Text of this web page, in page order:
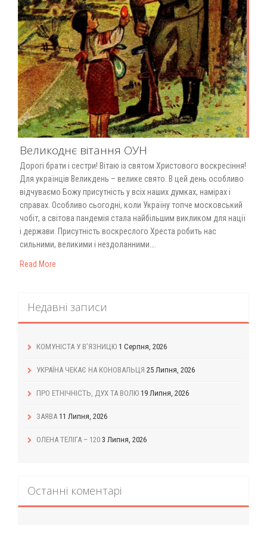
Великоднє вітання ОУН
Дорогі брати і сестри! Вітаю із святом Христового воскресіння!
Для українців Великдень – велике свято. В цей день особливо
відчуваємо Божу присутність у всіх наших думках, намірах і
справах. Особливо сьогодні, коли Україну топче московський
чобіт, а світова пандемія стала найбільшим викликом для нації
і держави. Присутність воскреслого Хреста робить нас
сильними, великими і нездоланними….
Read More
Недавні записи
КОМУНІСТА У В’ЯЗНИЦЮ 1 Серпня, 2026
УКРАЇНА ЧЕКАЄ НА КОНОВАЛЬЦЯ 25 Липня, 2026
ПРО ЕТНІЧНІСТЬ, ДУХ ТА ВОЛЮ 19 Липня, 2026
ЗАЯВА 11 Липня, 2026
ОЛЕНА ТЕЛІГА – 120 3 Липня, 2026
Останні коментарі